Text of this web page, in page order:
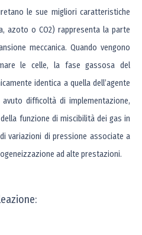
le sue migliori caratteristiche
azoto o CO2) rappresenta la parte
meccanica. Quando vengono
le celle, la fase gassosa del
identica a quella dell’agente
difficoltà di implementazione,
funzione di miscibilità dei gas in
variazioni di pressione associate a
ad alte prestazioni.